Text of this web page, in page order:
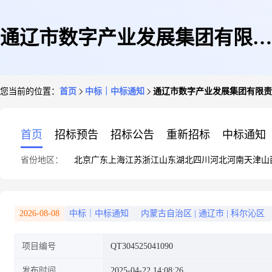
通辽市数字产业发展集团有限责
您当前的位置： 首页 中标｜中标通知 通辽市数字产业发展集团有限
首页 招标预告 招标公告 重新招标 中标通知
省份地区： 北京广东 上海江苏浙江山东湖北四川 河北河南天津山
2026-08-08 中标｜中标通知 内蒙古自治区 通辽市 科尔沁区
项目编号 QT304525041090